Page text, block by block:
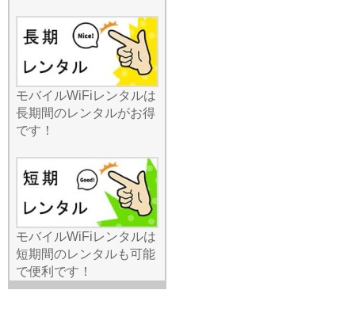
かく安く抑えたい」といっ
た具体的な要望に、最適な
機種と容量をご提案いたし
ます。契約前に条件や費用
を透明化しているため、後
から不明な請求が来る心配
もありません。最新の5G対
応モデルから、エリアに強
い定番モデルまで、ライン
ナップは業界屈指です。利
用条件を確認して自分にぴ
ったりの一台を選びたい方
は、ぜひ当店の専門スタッ
フまでお気軽にお問い合わ
せくださいませ。
2026.6.24
オンライン決済やSNSの利
モバイルWiFiレンタルは
長期間のレンタルがお得
です！
モバイルWiFiレンタルは
短期間のレンタルも可能
で便利です！